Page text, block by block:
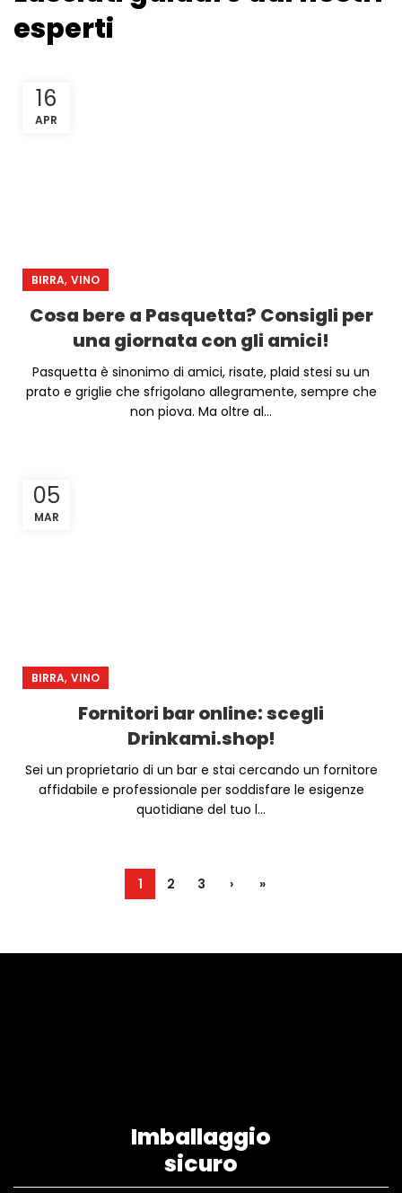
esperti
16
APR
BIRRA, VINO
Cosa bere a Pasquetta? Consigli per
una giornata con gli amici!
Pasquetta è sinonimo di amici, risate, plaid stesi su un
prato e griglie che sfrigolano allegramente, sempre che
non piova. Ma oltre al...
05
MAR
BIRRA, VINO
Fornitori bar online: scegli
Drinkami.shop!
Sei un proprietario di un bar e stai cercando un fornitore
affidabile e professionale per soddisfare le esigenze
quotidiane del tuo l...
1 2 3 › »
Imballaggio
sicuro